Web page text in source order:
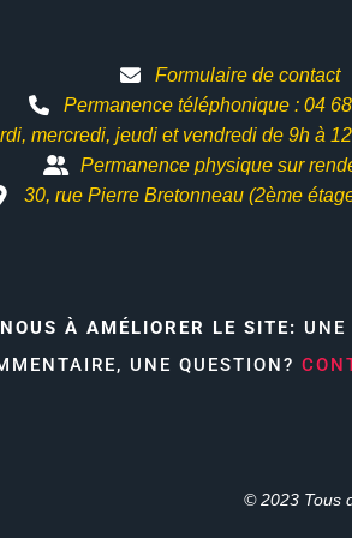
Formulaire de contact
Permanence téléphonique : 04
mercredi, jeudi et vendredi de 9h à
Permanence physique sur
30, rue Pierre Bretonneau (2ème
À AMÉLIORER LE SITE: UNE
UNE QUESTION?
© 2023 Tous